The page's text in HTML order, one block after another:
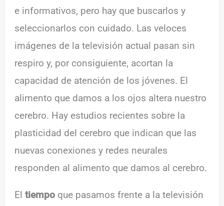
e informativos, pero hay que buscarlos y
seleccionarlos con cuidado. Las veloces
imágenes de la televisión actual pasan sin
respiro y, por consiguiente, acortan la
capacidad de atención de los jóvenes. El
alimento que damos a los ojos altera nuestro
cerebro. Hay estudios recientes sobre la
plasticidad del cerebro que indican que las
nuevas conexiones y redes neurales
responden al alimento que damos al cerebro.
Eltiempo que pasamos frente a la televisión